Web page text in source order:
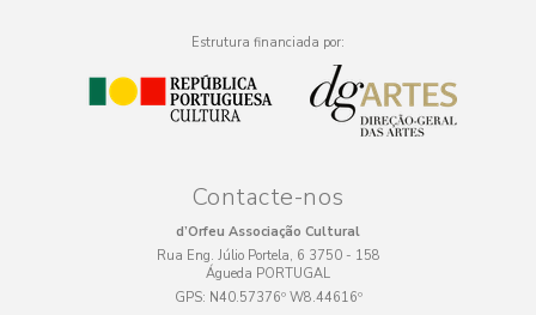
Estrutura financiada por:
Contacte-nos
d’Orfeu Associação Cultural
Rua Eng. Júlio Portela, 6 3750 - 158
Águeda PORTUGAL
GPS: N40.57376º W8.44616º